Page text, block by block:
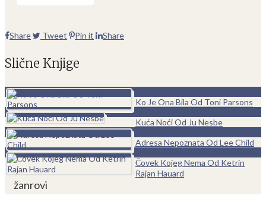
Share Tweet Pin it Share
Slične Knjige
Ko Je Ona Bila Od Toni Parsons
Kuća Noći Od Ju Nesbe
Adresa Nepoznata Od Lee Child
Čovek Kojeg Nema Od Ketrin
Rajan Hauard
žanrovi